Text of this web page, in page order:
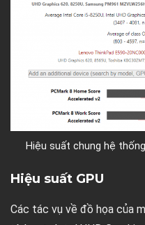
Hiệu suất chung hệ
Hiệu suất GPU
Các tác vụ về đồ họa của